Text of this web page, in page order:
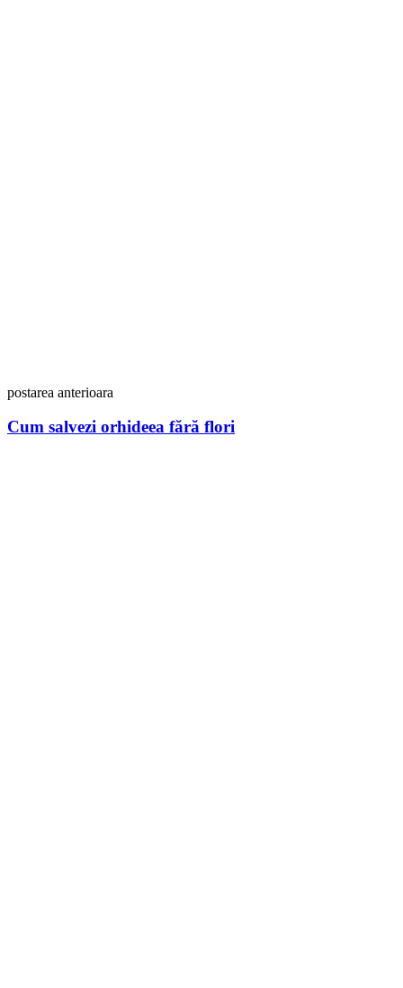
postarea anterioara
Cum salvezi orhideea fără flori